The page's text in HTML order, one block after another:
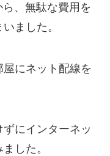
、無駄な費用を
ました。
にネット配線を
にインターネッ
した。